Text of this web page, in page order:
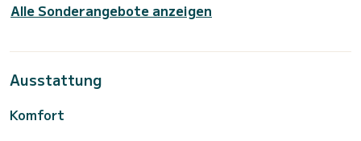
Alle Sonderangebote anzeigen
Ausstattung
Komfort